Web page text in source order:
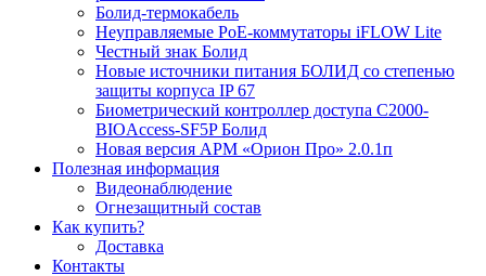
Болид-термокабель
Неуправляемые PoE-коммутаторы iFLOW Lite
Честный знак Болид
Новые источники питания БОЛИД со степенью
защиты корпуса IP 67
Биометрический контроллер доступа С2000-
BIOAccess-SF5P Болид
Новая версия АРМ «Орион Про» 2.0.1п
Полезная информация
Видеонаблюдение
Огнезащитный состав
Как купить?
Доставка
Контакты